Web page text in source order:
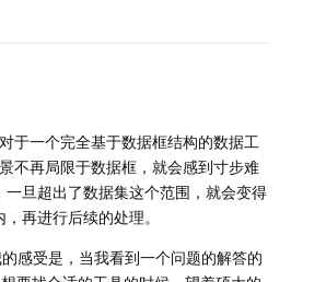
于一个完全基于数据框结构的数据工
不再局限于数据框，就会感到寸步难
旦超出了数据集这个范围，就会变得
再进行后续的处理。
感受是，当我看到一个问题的解答的